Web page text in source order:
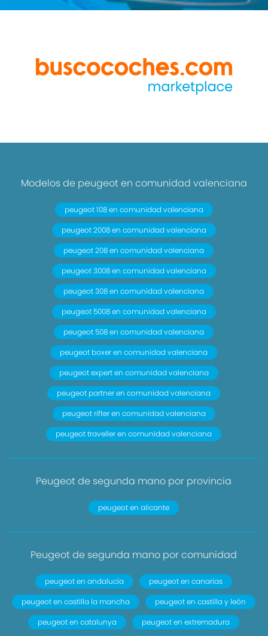
Modelos de peugeot en comunidad valenciana
peugeot 108 en comunidad valenciana
peugeot 2008 en comunidad valenciana
peugeot 208 en comunidad valenciana
peugeot 3008 en comunidad valenciana
peugeot 308 en comunidad valenciana
peugeot 5008 en comunidad valenciana
peugeot 508 en comunidad valenciana
peugeot boxer en comunidad valenciana
peugeot expert en comunidad valenciana
peugeot partner en comunidad valenciana
peugeot rifter en comunidad valenciana
peugeot traveller en comunidad valenciana
Peugeot de segunda mano por provincia
peugeot en alicante
Peugeot de segunda mano por comunidad
peugeot en andalucía
peugeot en canarias
peugeot en castilla la mancha
peugeot en castilla y león
peugeot en catalunya
peugeot en extremadura